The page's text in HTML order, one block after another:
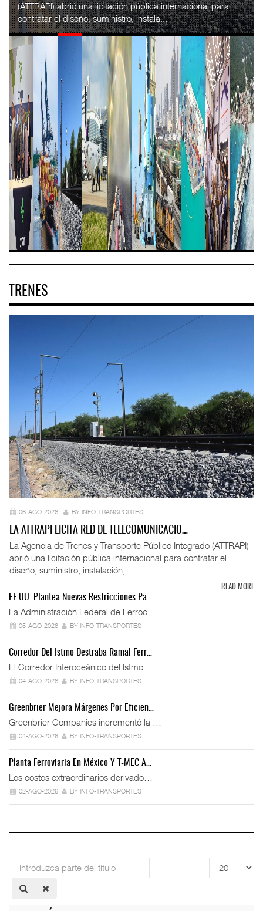
(ATTRAPI) abrió una licitación pública internacional para
contratar el diseño, suministro, instala...
TRENES
06-AGO-2026 BY INFO-TRANSPORTES
LA ATTRAPI LICITA RED DE TELECOMUNICACIO…
La Agencia de Trenes y Transporte Público Integrado (ATTRAPI)
abrió una licitación pública internacional para contratar el
diseño, suministro, instalación,
READ MORE
EE.UU. Plantea Nuevas Restricciones Pa…
La Administración Federal de Ferroc…
05-AGO-2026 BY INFO-TRANSPORTES
Corredor Del Istmo Destraba Ramal Ferr…
El Corredor Interoceánico del Istmo…
04-AGO-2026 BY INFO-TRANSPORTES
Greenbrier Mejora Márgenes Por Eficien…
Greenbrier Companies incrementó la …
04-AGO-2026 BY INFO-TRANSPORTES
Planta Ferroviaria En México Y T-MEC A…
Los costos extraordinarios derivado…
02-AGO-2026 BY INFO-TRANSPORTES
Introduzca
parte
del
Cantidad
a